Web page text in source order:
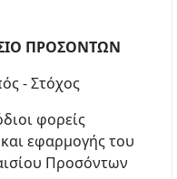
ΠΡΟΣΟΝΤΩΝ
- Στόχος
φορείς
εφαρμογής του
Προσόντων